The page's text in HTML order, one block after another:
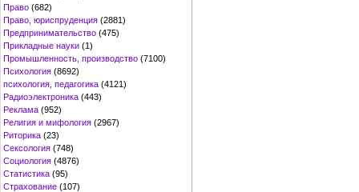
Право (682)
Право, юриспруденция (2881)
Предпринимательство (475)
Прикладные науки (1)
Промышленность, производство (7100)
Психология (8692)
психология, педагогика (4121)
Радиоэлектроника (443)
Реклама (952)
Религия и мифология (2967)
Риторика (23)
Сексология (748)
Социология (4876)
Статистика (95)
Страхование (107)